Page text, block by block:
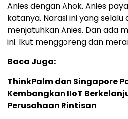
Anies dengan Ahok. Anies
katanya. Narasi ini yang selalu
menjatuhkan Anies. Dan ada
ini. Ikut menggoreng dan
Baca Juga:
ThinkPalm dan Singapore
Kembangkan IIoT
Perusahaan Rintisan